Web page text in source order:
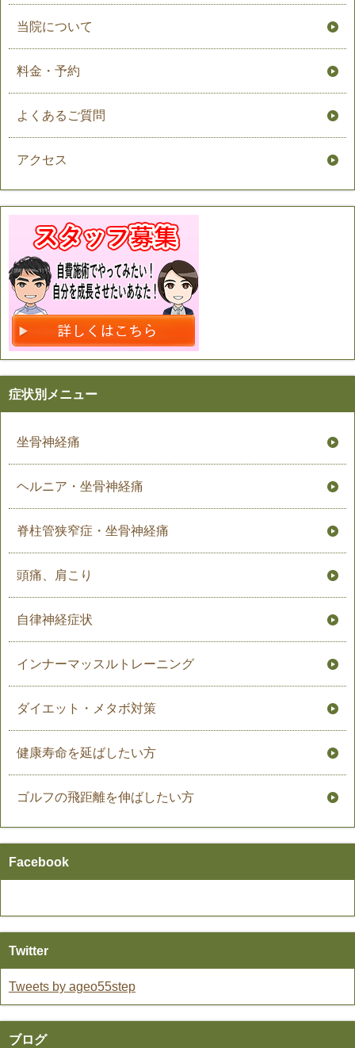
当院について
料金・予約
よくあるご質問
アクセス
症状別メニュー
坐骨神経痛
ヘルニア・坐骨神経痛
脊柱管狭窄症・坐骨神経痛
頭痛、肩こり
自律神経症状
インナーマッスルトレーニング
ダイエット・メタボ対策
健康寿命を延ばしたい方
ゴルフの飛距離を伸ばしたい方
Facebook
Twitter
Tweets by ageo55step
ブログ